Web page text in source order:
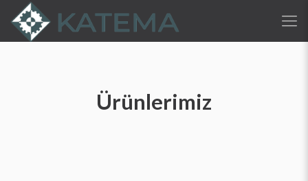
Ürünlerimiz